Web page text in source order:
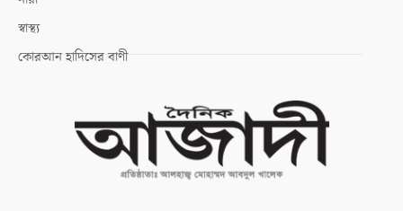
স্বাস্থ্য
কোরআন হাদিসের বাণী